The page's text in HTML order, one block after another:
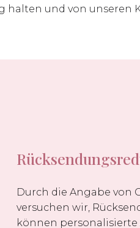
halten und von
Durch die Angabe von
versuchen wir,
können